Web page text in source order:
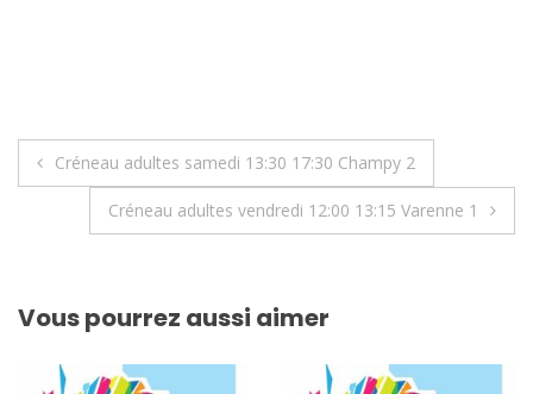
Navigation
Créneau adultes samedi 13:30 17:30 Champy 2
Créneau adultes vendredi 12:00 13:15 Varenne 1
Vous pourrez aussi aimer